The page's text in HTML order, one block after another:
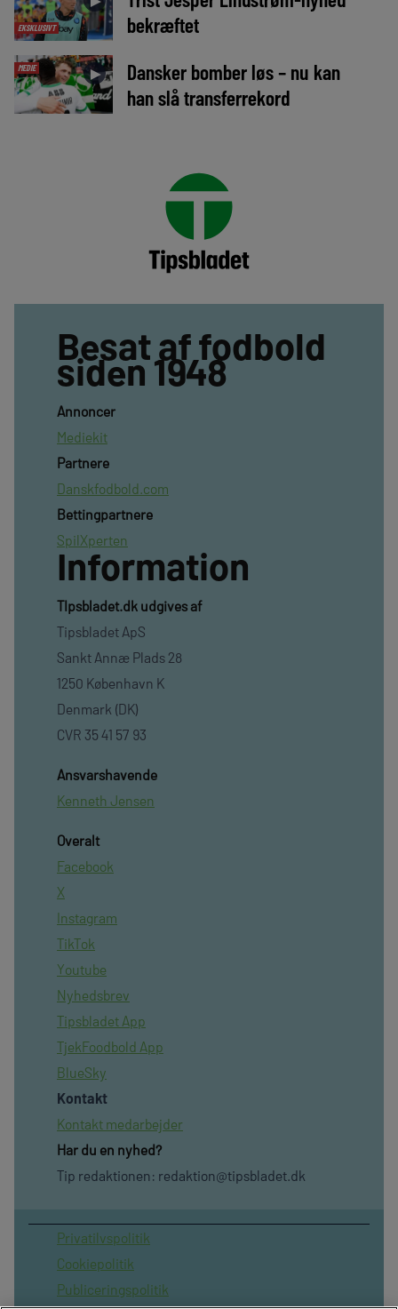
EKSKLUSIVT
bekræftet
MEDIE ►
Dansker bomber løs – nu kan
han slå transferrekord
Besat af fodbold
siden 1948
Annoncer
Mediekit
Partnere
Danskfodbold.com
Bettingpartnere
SpilXperten
Information
TIpsbladet.dk udgives af
Tipsbladet ApS
Sankt Annæ Plads 28
1250 København K
Denmark (DK)
CVR 35 41 57 93
Ansvarshavende
Kenneth Jensen
Overalt
Facebook
X
Instagram
TikTok
Youtube
Nyhedsbrev
Tipsbladet App
TjekFoodbold App
BlueSky
Kontakt
Kontakt medarbejder
Har du en nyhed?
Tip redaktionen: redaktion@tipsbladet.dk
Privatilvspolitik
Cookiepolitik
Publiceringspolitik